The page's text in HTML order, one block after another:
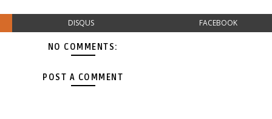
DISQUS FACEBOOK
NO COMMENTS:
POST A COMMENT